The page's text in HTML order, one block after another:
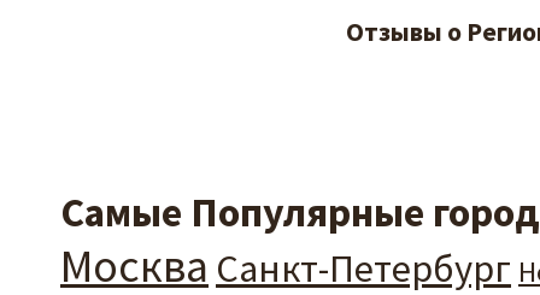
Отзывы о
Самые Популярные
Москва Санкт-Петербург